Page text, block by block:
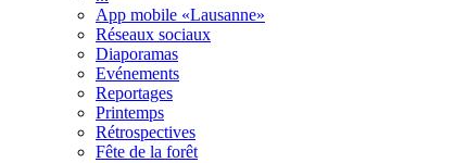
App mobile «Lausanne»
Réseaux sociaux
Diaporamas
Evénements
Reportages
Printemps
Rétrospectives
Fête de la forêt